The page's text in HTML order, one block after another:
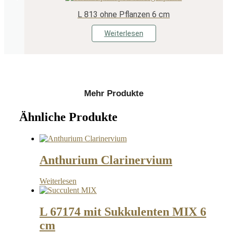
L 813 ohne Pflanzen 6 cm
Weiterlesen
Mehr Produkte
Ähnliche Produkte
Anthurium Clarinervium
Weiterlesen
L 67174 mit Sukkulenten MIX 6
cm